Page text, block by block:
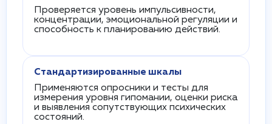
Проверяется уровень импульсивности,
концентрации, эмоциональной регуляции и
способность к планированию действий.
Стандартизированные шкалы
Применяются опросники и тесты для
измерения уровня гипомании, оценки риска
и выявления сопутствующих психических
состояний.